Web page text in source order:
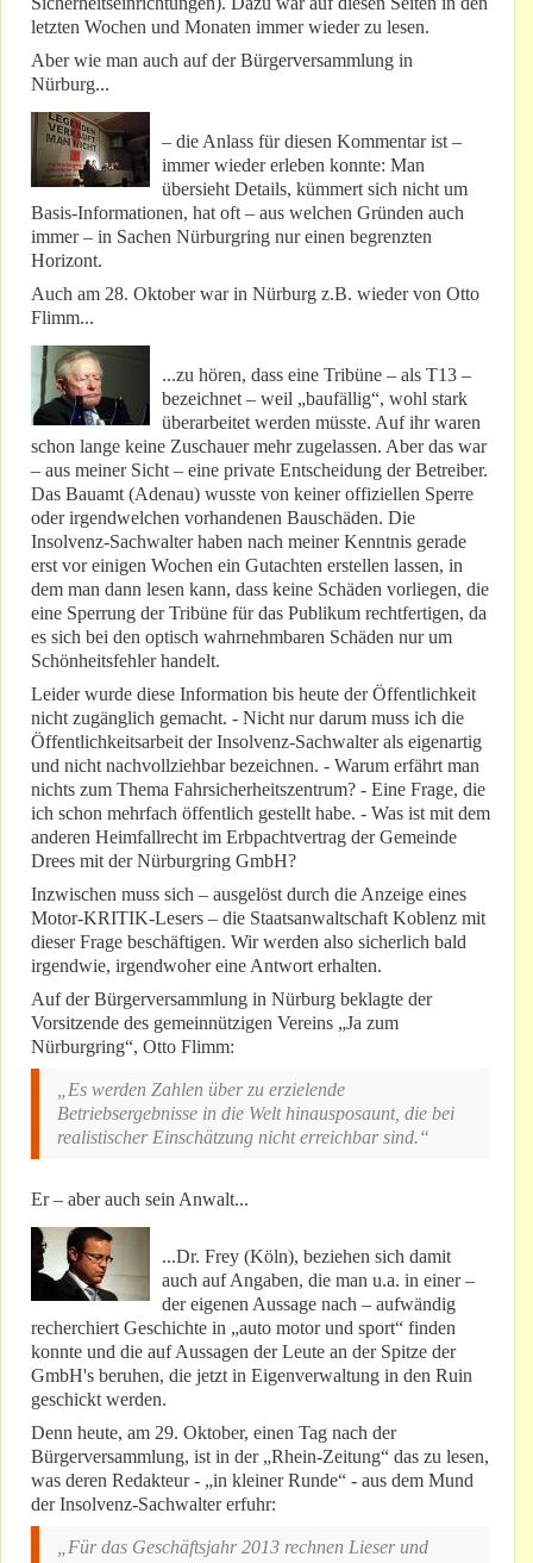
letzten Wochen und Monaten immer wieder zu lesen.
Aber wie man auch auf der Bürgerversammlung in
Nürburg...
– die Anlass für diesen Kommentar ist –
immer wieder erleben konnte: Man
übersieht Details, kümmert sich nicht um
Basis-Informationen, hat oft – aus welchen Gründen auch
immer – in Sachen Nürburgring nur einen begrenzten
Horizont.
Auch am 28. Oktober war in Nürburg z.B. wieder von Otto
Flimm...
...zu hören, dass eine Tribüne – als T13 –
bezeichnet – weil „baufällig“, wohl stark
überarbeitet werden müsste. Auf ihr waren
schon lange keine Zuschauer mehr zugelassen. Aber das war
– aus meiner Sicht – eine private Entscheidung der Betreiber.
Das Bauamt (Adenau) wusste von keiner offiziellen Sperre
oder irgendwelchen vorhandenen Bauschäden. Die
Insolvenz-Sachwalter haben nach meiner Kenntnis gerade
erst vor einigen Wochen ein Gutachten erstellen lassen, in
dem man dann lesen kann, dass keine Schäden vorliegen, die
eine Sperrung der Tribüne für das Publikum rechtfertigen, da
es sich bei den optisch wahrnehmbaren Schäden nur um
Schönheitsfehler handelt.
Leider wurde diese Information bis heute der Öffentlichkeit
nicht zugänglich gemacht. - Nicht nur darum muss ich die
Öffentlichkeitsarbeit der Insolvenz-Sachwalter als eigenartig
und nicht nachvollziehbar bezeichnen. - Warum erfährt man
nichts zum Thema Fahrsicherheitszentrum? - Eine Frage, die
ich schon mehrfach öffentlich gestellt habe. - Was ist mit dem
anderen Heimfallrecht im Erbpachtvertrag der Gemeinde
Drees mit der Nürburgring GmbH?
Inzwischen muss sich – ausgelöst durch die Anzeige eines
Motor-KRITIK-Lesers – die Staatsanwaltschaft Koblenz mit
dieser Frage beschäftigen. Wir werden also sicherlich bald
irgendwie, irgendwoher eine Antwort erhalten.
Auf der Bürgerversammlung in Nürburg beklagte der
Vorsitzende des gemeinnützigen Vereins „Ja zum
Nürburgring“, Otto Flimm:
„Es werden Zahlen über zu erzielende
Betriebsergebnisse in die Welt hinausposaunt, die bei
realistischer Einschätzung nicht erreichbar sind.“
Er – aber auch sein Anwalt...
...Dr. Frey (Köln), beziehen sich damit
auch auf Angaben, die man u.a. in einer –
der eigenen Aussage nach – aufwändig
recherchiert Geschichte in „auto motor und sport“ finden
konnte und die auf Aussagen der Leute an der Spitze der
GmbH's beruhen, die jetzt in Eigenverwaltung in den Ruin
geschickt werden.
Denn heute, am 29. Oktober, einen Tag nach der
Bürgerversammlung, ist in der „Rhein-Zeitung“ das zu lesen,
was deren Redakteur - „in kleiner Runde“ - aus dem Mund
der Insolvenz-Sachwalter erfuhr:
„Für das Geschäftsjahr 2013 rechnen Lieser und